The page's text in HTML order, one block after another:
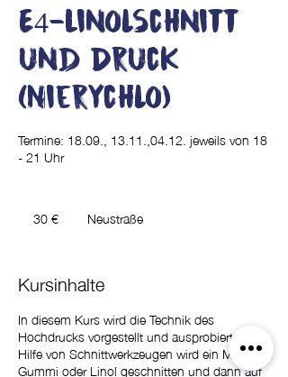
E4-Linolschnitt
und Druck
(Nierychlo)
Termine: 18.09., 13.11.,04.12. jeweils von 18
- 21 Uhr
30 € Neustraße
Kursinhalte
In diesem Kurs wird die Technik des
Hochdrucks vorgestellt und ausprobiert. Mit
Hilfe von Schnittwerkzeugen wird ein Motiv in
Gummi oder Linol geschnitten und dann auf